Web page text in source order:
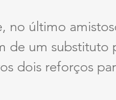
no último
de um substituto
dois reforços